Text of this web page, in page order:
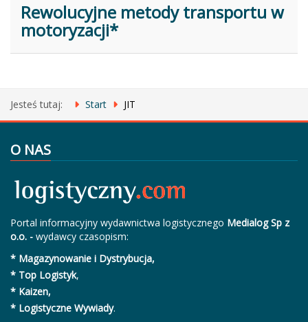
Rewolucyjne metody transportu w
motoryzacji*
Jesteś tutaj: Start JIT
O NAS
Portal informacyjny wydawnictwa logistycznego Medialog Sp z
o.o. - wydawcy czasopism:
* Magazynowanie i Dystrybucja,
* Top Logistyk,
* Kaizen,
* Logistyczne Wywiady.